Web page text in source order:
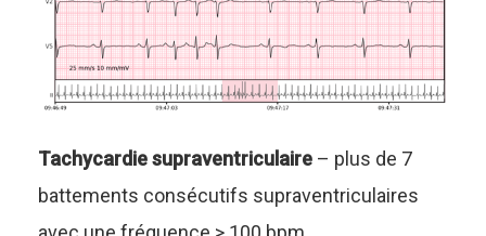
Tachycardie supraventriculaire – plus de 7
battements consécutifs supraventriculaires